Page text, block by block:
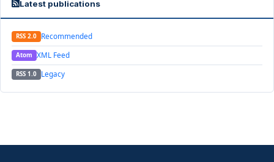
Latest publications
RSS 2.0 Recommended
Atom XML Feed
RSS 1.0 Legacy